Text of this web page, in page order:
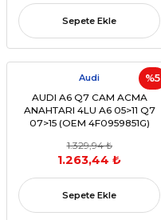
Sepete Ekle
%5
Audi
AUDI A6 Q7 CAM ACMA
ANAHTARI 4LU A6 05>11 Q7
07>15 (OEM 4F0959851G)
1.329,94 ₺
1.263,44 ₺
Sepete Ekle